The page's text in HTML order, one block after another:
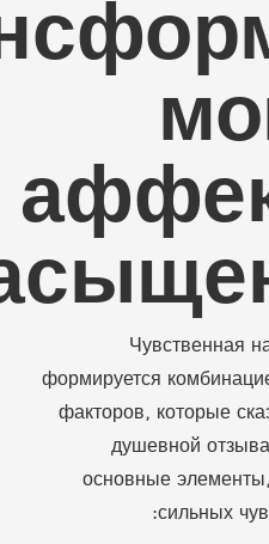
Чувственная
формируется
факторов, которые
душевной
основные
сильных